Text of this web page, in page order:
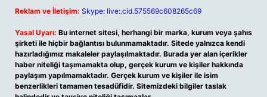
Reklam ve İletişim: Skype: live:.cid.575569c608265c69
Yasal Uyarı: Bu internet sitesi, herhangi bir marka, kurum veya şahıs
şirketi ile hiçbir bağlantısı bulunmamaktadır. Sitede yalnızca kendi
hazırladığımız makaleler paylaşılmaktadır. Burada yer alan içerikler
haber niteliği taşımamakta olup, gerçek kurum ve kişiler hakkında
paylaşım yapılmamaktadır. Gerçek kurum ve kişiler ile isim
benzerlikleri tamamen tesadüfidir. Sitemizdeki bilgiler taslak